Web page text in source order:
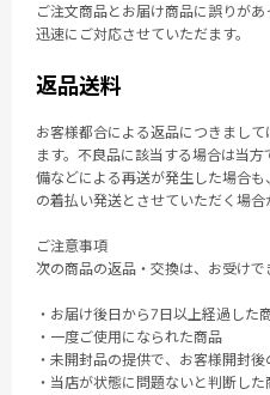
ご注文商品とお届け商品に誤りがあ
迅速にご対応させていただます。
返品送料
お客様都合による返品につきまし
ます。不良品に該当する場合は当
備などによる再送が発生した場合
の着払い発送とさせていただく場合
ご注意事項
次の商品の返品・交換は、お受けで
・お届け後日から7日以上経過した
・一度ご使用になられた商品
・未開封品の提供で、お客様開封後
・当店が状態に問題ないと判断した